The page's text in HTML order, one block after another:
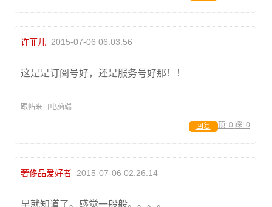
许菲儿 2015-07-06 06:03:56
这是是订阅号好，还是服务号好那！！
跟帖来自电脑端
顶: 0 踩: 0
回复
奢侈品爱好者 2015-07-06 02:26:14
早就知道了。感觉一般般。。。。